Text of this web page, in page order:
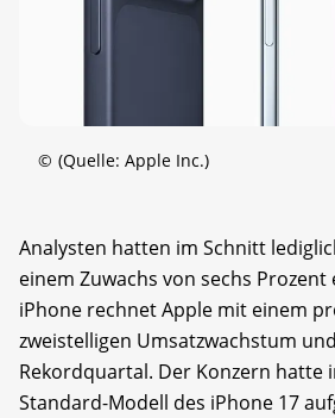
© (Quelle: Apple Inc.)
Analysten hatten im Schnitt
einem Zuwachs von sechs
iPhone rechnet Apple mit einem
zweistelligen Umsatzwachstum
Rekordquartal. Der Konzern hatte
Standard-Modell des iPhone 17